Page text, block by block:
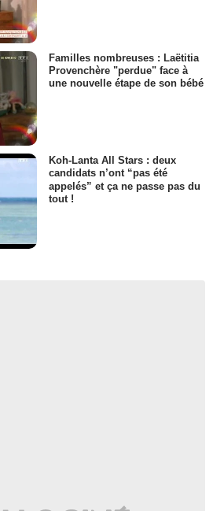
Familles nombreuses : Laëtitia
Provenchère "perdue" face à
une nouvelle étape de son bébé
Koh-Lanta All Stars : deux
candidats n’ont “pas été
appelés” et ça ne passe pas du
tout !